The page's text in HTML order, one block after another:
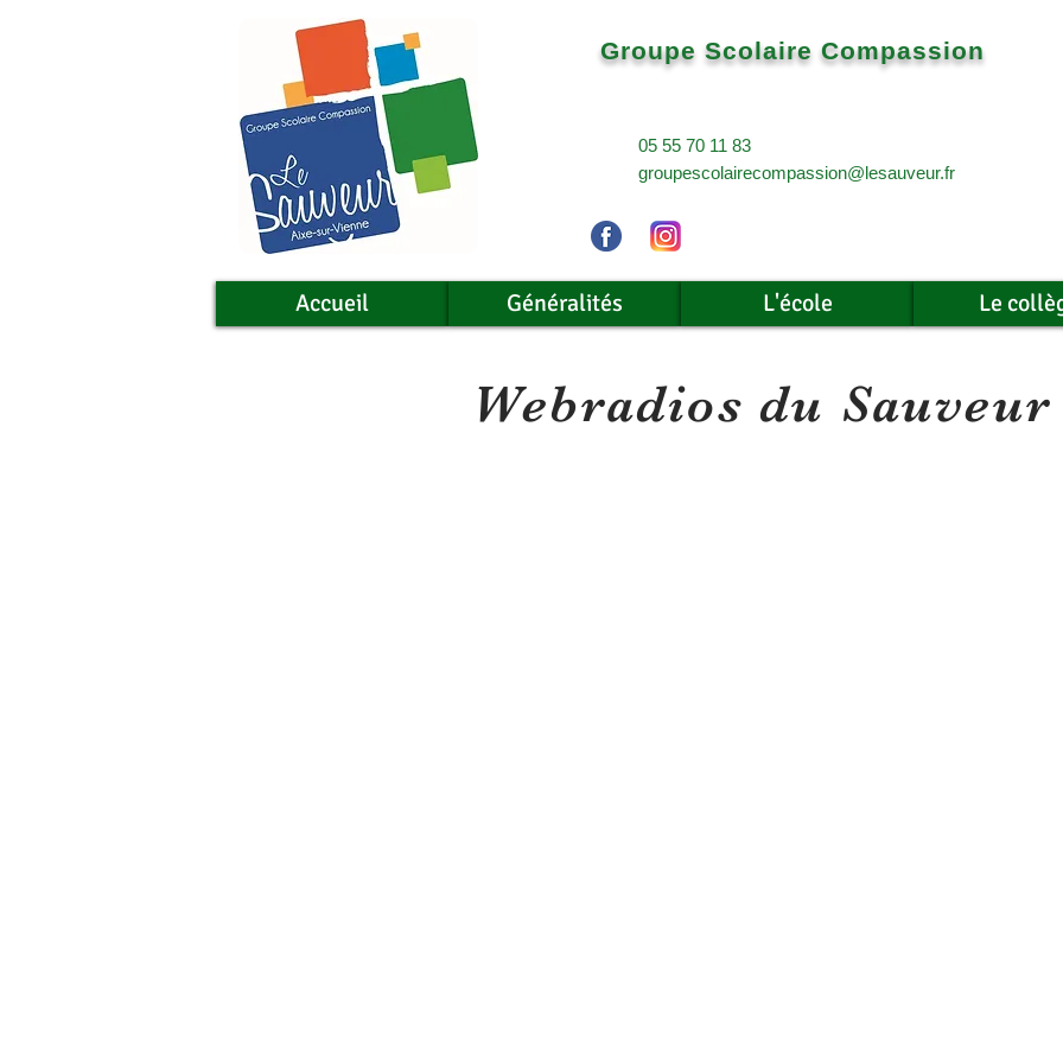
Groupe Scolaire Compassion
05 55 70 11 83
groupescolairecompassion@lesauveur.fr
Accueil Généralités L'école Le
Webradios du Sauveur